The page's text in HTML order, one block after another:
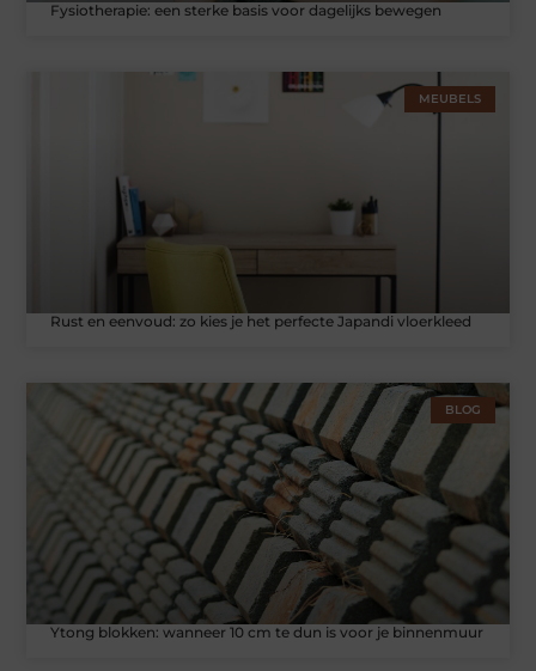
Fysiotherapie: een sterke basis voor dagelijks bewegen
MEUBELS
Rust en eenvoud: zo kies je het perfecte Japandi vloerkleed
BLOG
Ytong blokken: wanneer 10 cm te dun is voor je binnenmuur